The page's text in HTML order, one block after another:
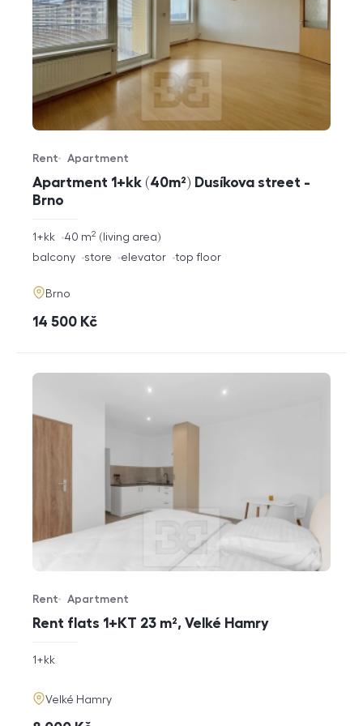
Apartment 1+kk (40m²) Dusíkova street -
Brno
Offer type
Rent
Property type
Apartment
rozměry
1+kk living area
40 m2
funkce
balcony store elevator top floor
adresa
Brno
cena
14 500 Kč
Rent flats 1+KT 23 m², Velké Hamry
Offer type
Rent
Property type
Apartment
rozměry
1+kk
adresa
Velké Hamry